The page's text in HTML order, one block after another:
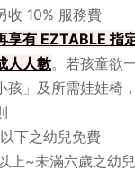
收 10% 服務費
享有 EZTABLE 指
人人數。若孩童欲
孩」及所需娃娃椅
下之幼兒免費
上~未滿六歲之幼